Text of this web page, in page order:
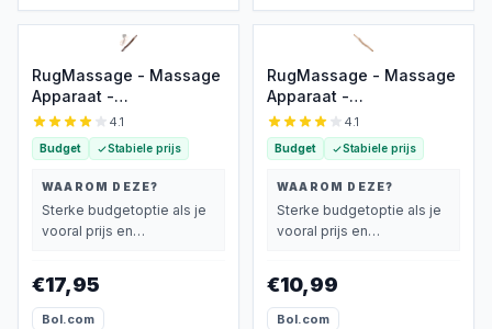
RugMassage - Massage
Apparaat -
Rug/Nek/Schouder/Buik/Taille/Armen/Benen
- Massage Stok Hout -
Houten Massage Stok -
Massage Stok Hout XL -
Gua Sha Massage Tool -
1 Stuk - Bruin Hout - Gua
4.1
Budget Stabiele prijs
WAAROM DEZE?
Sterke budgetoptie als je
vooral prijs en
€17,95
Bol.com
RugMassage - Massage
Apparaat -
Rug/Nek/Schouder/Buik/
- Massage Stok Hout -
Houten Massage Stok -
Massage Stok Hout XL -
Gua Sha Massage Tool -
1 Stuk - Bruin Hout - Gua
4.1
Budget Stabiele prijs
WAAROM DEZE?
Sterke budgetoptie als je
vooral prijs en
€10,99
Bol.com